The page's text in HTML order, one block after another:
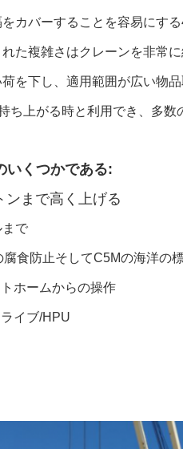
カバーすることを容易にす
た複雑さはクレーンを非常に
を下し、適用範囲が広い物
ち上がる時と利用でき、多数
いくつかである:
ンまで高く上げる
まで
食防止そしてC5Mの海洋の
ホームからの操作
イブ/HPU